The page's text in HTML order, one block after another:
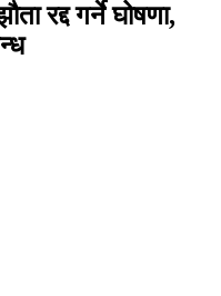
रद्द गर्ने घोषणा,